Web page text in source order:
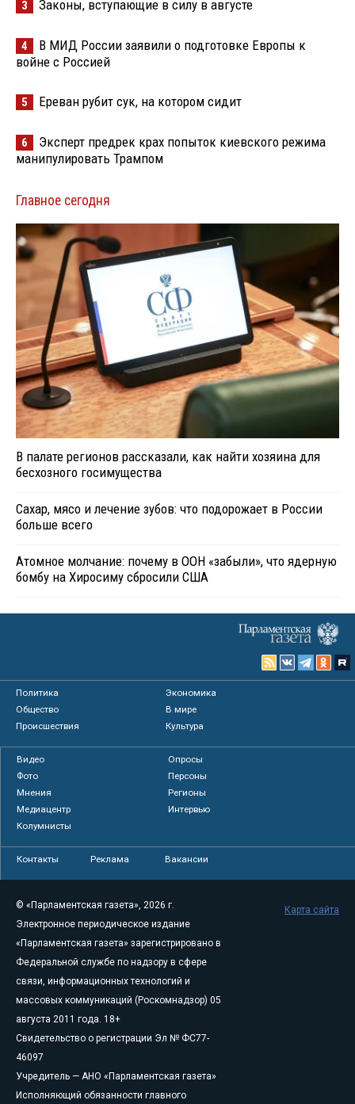
3 Законы, вступающие в силу в августе
4
В МИД России заявили о подготовке Европы к
войне с Россией
5 Ереван рубит сук, на котором сидит
6
Эксперт предрек крах попыток киевского режима
манипулировать Трампом
Главное сегодня
В палате регионов рассказали, как найти хозяина для
бесхозного госимущества
Сахар, мясо и лечение зубов: что подорожает в России
больше всего
Атомное молчание: почему в ООН «забыли», что ядерную
бомбу на Хиросиму сбросили США
Политика
Экономика
Общество
В мире
Происшествия
Культура
Видео
Опросы
Фото
Персоны
Мнения
Регионы
Медиацентр
Интервью
Колумнисты
Контакты Реклама Вакансии
© «Парламентская газета», 2026 г.
Электронное периодическое издание
«Парламентская газета» зарегистрировано в
Федеральной службе по надзору в сфере
связи, информационных технологий и
массовых коммуникаций (Роскомнадзор) 05
августа 2011 года. 18+
Свидетельство о регистрации Эл № ФС77-
46097
Учредитель — АНО «Парламентская газета»
Исполняющий обязанности главного
Карта сайта